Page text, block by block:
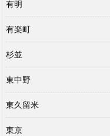
有明
有楽町
杉並
東中野
東久留米
東京